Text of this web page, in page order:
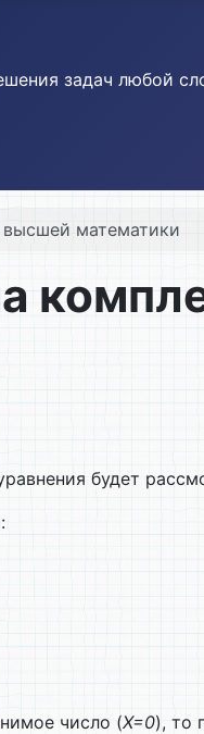
задач любой
высшей математики
будет
число (Х=0), то